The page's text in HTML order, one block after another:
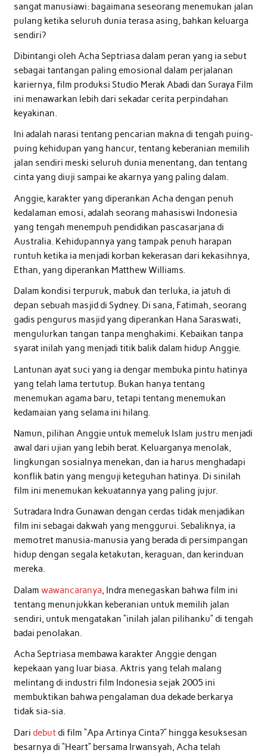
sangat manusiawi: bagaimana seseorang menemukan jalan
pulang ketika seluruh dunia terasa asing, bahkan keluarga
sendiri?
Dibintangi oleh Acha Septriasa dalam peran yang ia sebut
sebagai tantangan paling emosional dalam perjalanan
kariernya, film produksi Studio Merak Abadi dan Suraya Film
ini menawarkan lebih dari sekadar cerita perpindahan
keyakinan.
Ini adalah narasi tentang pencarian makna di tengah puing-
puing kehidupan yang hancur, tentang keberanian memilih
jalan sendiri meski seluruh dunia menentang, dan tentang
cinta yang diuji sampai ke akarnya yang paling dalam.
Anggie, karakter yang diperankan Acha dengan penuh
kedalaman emosi, adalah seorang mahasiswi Indonesia
yang tengah menempuh pendidikan pascasarjana di
Australia. Kehidupannya yang tampak penuh harapan
runtuh ketika ia menjadi korban kekerasan dari kekasihnya,
Ethan, yang diperankan Matthew Williams.
Dalam kondisi terpuruk, mabuk dan terluka, ia jatuh di
depan sebuah masjid di Sydney. Di sana, Fatimah, seorang
gadis pengurus masjid yang diperankan Hana Saraswati,
mengulurkan tangan tanpa menghakimi. Kebaikan tanpa
syarat inilah yang menjadi titik balik dalam hidup Anggie.
Lantunan ayat suci yang ia dengar membuka pintu hatinya
yang telah lama tertutup. Bukan hanya tentang
menemukan agama baru, tetapi tentang menemukan
kedamaian yang selama ini hilang.
Namun, pilihan Anggie untuk memeluk Islam justru menjadi
awal dari ujian yang lebih berat. Keluarganya menolak,
lingkungan sosialnya menekan, dan ia harus menghadapi
konflik batin yang menguji keteguhan hatinya. Di sinilah
film ini menemukan kekuatannya yang paling jujur.
Sutradara Indra Gunawan dengan cerdas tidak menjadikan
film ini sebagai dakwah yang menggurui. Sebaliknya, ia
memotret manusia-manusia yang berada di persimpangan
hidup dengan segala ketakutan, keraguan, dan kerinduan
mereka.
Dalam wawancaranya, Indra menegaskan bahwa film ini
tentang menunjukkan keberanian untuk memilih jalan
sendiri, untuk mengatakan “inilah jalan pilihanku” di tengah
badai penolakan.
Acha Septriasa membawa karakter Anggie dengan
kepekaan yang luar biasa. Aktris yang telah malang
melintang di industri film Indonesia sejak 2005 ini
membuktikan bahwa pengalaman dua dekade berkarya
tidak sia-sia.
Dari debutdi film “Apa Artinya Cinta?” hingga kesuksesan
besarnya di “Heart” bersama Irwansyah, Acha telah